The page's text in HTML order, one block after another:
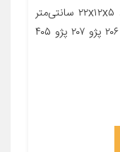
معرفی محصول جزئیات محصول ابعاد ۲۲x۱۲x۵ سانتی‌متر
جنس ویسکوز مناسب برای خودرو پژو ۲۰۶ پژو ۲۰۷ پژو ۴۰۵